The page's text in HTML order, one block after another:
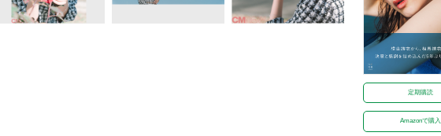
定期購読
Amazonで購入